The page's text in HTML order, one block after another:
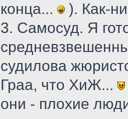
конца...
). Как-
3. Самосуд. Я
судилова
Граа, что ХиЖ...
они - плохие